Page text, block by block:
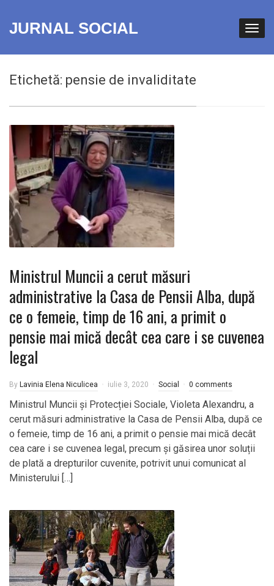
JURNAL SOCIAL
Etichetă: pensie de invaliditate
Ministrul Muncii a cerut măsuri
administrative la Casa de Pensii Alba, după
ce o femeie, timp de 16 ani, a primit o
pensie mai mică decât cea care i se cuvenea
legal
By Lavinia Elena Niculicea iulie 3, 2020 Social 0 comments
Ministrul Muncii și Protecției Sociale, Violeta Alexandru, a
cerut măsuri administrative la Casa de Pensii Alba, după ce
o femeie, timp de 16 ani, a primit o pensie mai mică decât
cea care i se cuvenea legal, precum și găsirea unor soluții
de plată a drepturilor cuvenite, potrivit unui comunicat al
Ministerului […]